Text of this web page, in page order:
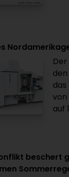
von
auf
beschert